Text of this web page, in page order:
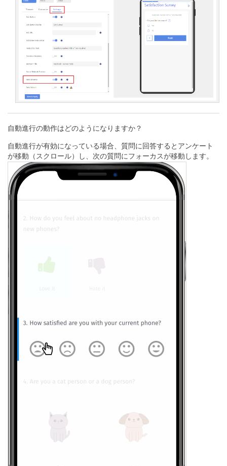
自動進行の動作はどのようになりますか？
自動進行が有効になっている場合、質問に回答するとアンケート
が移動（スクロール）し、次の質問にフォーカスが移動します。